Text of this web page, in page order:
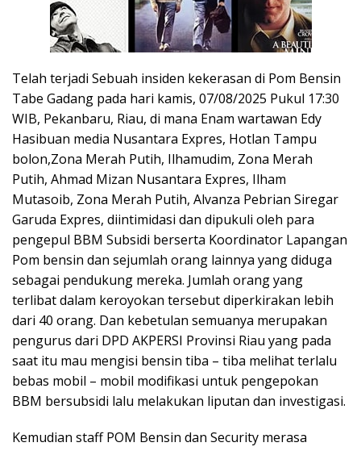
Telah terjadi Sebuah insiden kekerasan di Pom Bensin
Tabe Gadang pada hari kamis, 07/08/2025 Pukul 17:30
WIB, Pekanbaru, Riau, di mana Enam wartawan Edy
Hasibuan media Nusantara Expres, Hotlan Tampu
bolon,Zona Merah Putih, Ilhamudim, Zona Merah
Putih, Ahmad Mizan Nusantara Expres, Ilham
Mutasoib, Zona Merah Putih, Alvanza Pebrian Siregar
Garuda Expres, diintimidasi dan dipukuli oleh para
pengepul BBM Subsidi berserta Koordinator Lapangan
Pom bensin dan sejumlah orang lainnya yang diduga
sebagai pendukung mereka. Jumlah orang yang
terlibat dalam keroyokan tersebut diperkirakan lebih
dari 40 orang. Dan kebetulan semuanya merupakan
pengurus dari DPD AKPERSI Provinsi Riau yang pada
saat itu mau mengisi bensin tiba – tiba melihat terlalu
bebas mobil – mobil modifikasi untuk pengepokan
BBM bersubsidi lalu melakukan liputan dan investigasi.
Kemudian staff POM Bensin dan Security merasa